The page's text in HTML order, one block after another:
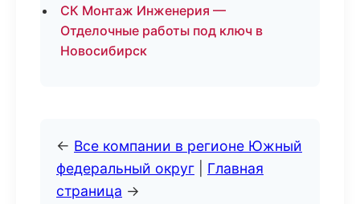
СК Монтаж Инженерия —
Отделочные работы под ключ в
Новосибирск
← Все компании в регионе Южный
федеральный округ
Главная
страница →